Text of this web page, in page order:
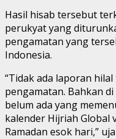
Hasil hisab tersebut
perukyat yang
pengamatan yang
Indonesia.
“Tidak ada laporan
pengamatan. Bahkan
belum ada yang
kalender Hijriah Global
Ramadan esok hari,”